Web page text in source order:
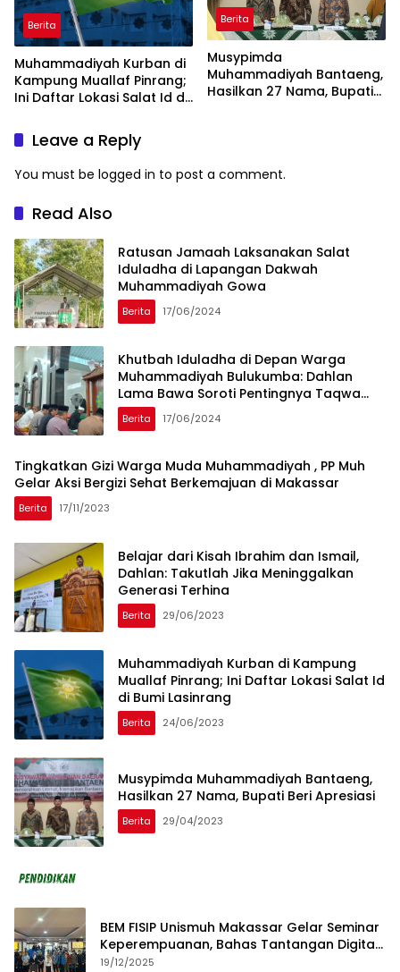
Berita
Muhammadiyah Kurban di
Kampung Muallaf Pinrang;
Ini Daftar Lokasi Salat Id di
Berita
Musypimda
Muhammadiyah Bantaeng,
Hasilkan 27 Nama, Bupati
Leave a Reply
You must be logged in to post a comment.
Read Also
Ratusan Jamaah Laksanakan Salat
Iduladha di Lapangan Dakwah
Muhammadiyah Gowa
Berita 17/06/2024
Khutbah Iduladha di Depan Warga
Muhammadiyah Bulukumba: Dahlan
Lama Bawa Soroti Pentingnya Taqwa
dan Adaptasi Digital
Berita 17/06/2024
Tingkatkan Gizi Warga Muda Muhammadiyah , PP Muh
Gelar Aksi Bergizi Sehat Berkemajuan di Makassar
Berita 17/11/2023
Belajar dari Kisah Ibrahim dan Ismail,
Dahlan: Takutlah Jika Meninggalkan
Generasi Terhina
Berita 29/06/2023
Muhammadiyah Kurban di Kampung
Muallaf Pinrang; Ini Daftar Lokasi Salat Id
di Bumi Lasinrang
Berita 24/06/2023
Musypimda Muhammadiyah Bantaeng,
Hasilkan 27 Nama, Bupati Beri Apresiasi
Berita 29/04/2023
BEM FISIP Unismuh Makassar Gelar Seminar
Keperempuanan, Bahas Tantangan Digital
dan Budaya Lokal
19/12/2025